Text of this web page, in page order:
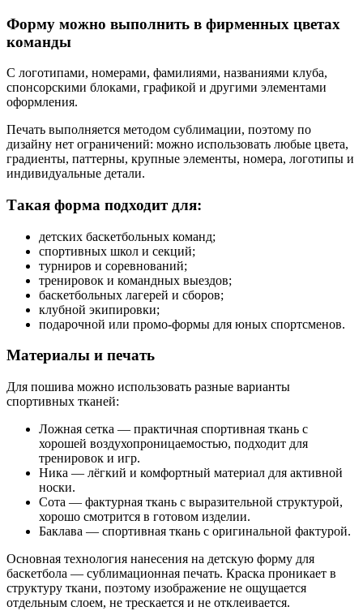
Форму можно выполнить в фирменных цветах
команды
С логотипами, номерами, фамилиями, названиями клуба,
спонсорскими блоками, графикой и другими элементами
оформления.
Печать выполняется методом сублимации, поэтому по
дизайну нет ограничений: можно использовать любые цвета,
градиенты, паттерны, крупные элементы, номера, логотипы и
индивидуальные детали.
Такая форма подходит для:
детских баскетбольных команд;
спортивных школ и секций;
турниров и соревнований;
тренировок и командных выездов;
баскетбольных лагерей и сборов;
клубной экипировки;
подарочной или промо-формы для юных спортсменов.
Материалы и печать
Для пошива можно использовать разные варианты
спортивных тканей:
Ложная сетка — практичная спортивная ткань с
хорошей воздухопроницаемостью, подходит для
тренировок и игр.
Ника — лёгкий и комфортный материал для активной
носки.
Сота — фактурная ткань с выразительной структурой,
хорошо смотрится в готовом изделии.
Баклава — спортивная ткань с оригинальной фактурой.
Основная технология нанесения на детскую форму для
баскетбола — сублимационная печать. Краска проникает в
структуру ткани, поэтому изображение не ощущается
отдельным слоем, не трескается и не отклеивается.